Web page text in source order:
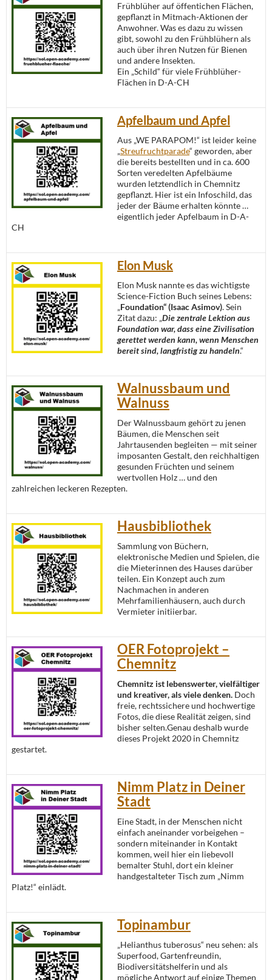
Frühblüher auf öffentichen Flächen,
gepflanzt in Mitmach-Aktionen der
Anwohner. Was es dazu zu wissen
gibt, sowohl zu den Frühblühern als
auch über ihren Nutzen für Bienen
und andere Insekten.
Ein „Schild“ für viele Frühblüher-
Flächen in D-A-CH
Apfelbaum und Apfel
Aus „WE PARAPOM!“ ist leider keine
„Streufruchtparade“ geworden, aber
die bereits bestellten und in ca. 600
Sorten veredelten Apfelbäume
wurden letztendlich in Chemnitz
gepflanzt. Hier ist ein Infoschild, das
jeder der Bäume erhalten könnte …
eigentlich jeder Apfelbaum in D-A-
CH
Elon Musk
Elon Musk nannte es das wichtigste
Science-Fiction Buch seines Lebens:
„Foundation“ (Isaac Asimov). Sein
Zitat dazu: „Die zentrale Lektion aus
Foundation war, dass eine Zivilisation
gerettet werden kann, wenn Menschen
bereit sind, langfristig zu handeln.“
Walnussbaum und
Walnuss
Der Walnussbaum gehört zu jenen
Bäumen, die Menschen seit
Jahrtausenden begleiten — mit seiner
imposanten Gestalt, den reichhaltigen
gesunden Früchten und seinem
wertvollen Holz … und den
zahlreichen leckeren Rezepten.
Hausbibliothek
Sammlung von Büchern,
elektronische Medien und Spielen, die
die Mieterinnen des Hauses darüber
teilen. Ein Konzept auch zum
Nachmachen in anderen
Mehrfamilienhäusern, auch durch
Vermieter initiierbar.
OER Fotoprojekt –
Chemnitz
Chemnitz ist lebenswerter, vielfältiger
und kreativer, als viele denken. Doch
freie, rechtssichere und hochwertige
Fotos, die diese Realität zeigen, sind
bisher selten.Genau deshalb wurde
dieses Projekt 2020 in Chemnitz
gestartet.
Nimm Platz in Deiner
Stadt
Eine Stadt, in der Menschen nicht
einfach aneinander vorbeigehen –
sondern miteinander in Kontakt
kommen, weil hier ein liebevoll
bemalter Stuhl, dort ein kleiner
handgestalteter Tisch zum „Nimm
Platz!“ einlädt.
Topinambur
„Helianthus tuberosus“ neu sehen: als
Superfood, Gartenfreundin,
Biodiversitätshelferin und als
mögliche Antwort auf einige Themen